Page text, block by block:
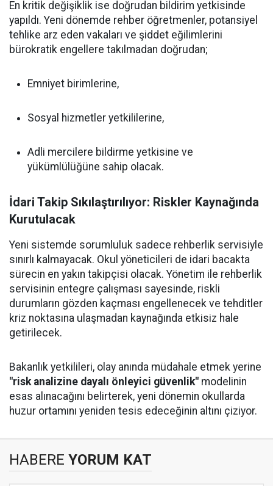
En kritik değişiklik ise doğrudan bildirim yetkisinde
yapıldı. Yeni dönemde rehber öğretmenler, potansiyel
tehlike arz eden vakaları ve şiddet eğilimlerini
bürokratik engellere takılmadan doğrudan;
Emniyet birimlerine,
Sosyal hizmetler yetkililerine,
Adli mercilere bildirme yetkisine ve
yükümlülüğüne sahip olacak.
İdari Takip Sıkılaştırılıyor: Riskler Kaynağında
Kurutulacak
Yeni sistemde sorumluluk sadece rehberlik servisiyle
sınırlı kalmayacak. Okul yöneticileri de idari bacakta
sürecin en yakın takipçisi olacak. Yönetim ile rehberlik
servisinin entegre çalışması sayesinde, riskli
durumların gözden kaçması engellenecek ve tehditler
kriz noktasına ulaşmadan kaynağında etkisiz hale
getirilecek.
Bakanlık yetkilileri, olay anında müdahale etmek yerine
"risk analizine dayalı önleyici güvenlik" modelinin
esas alınacağını belirterek, yeni dönemin okullarda
huzur ortamını yeniden tesis edeceğinin altını çiziyor.
HABERE YORUM KAT